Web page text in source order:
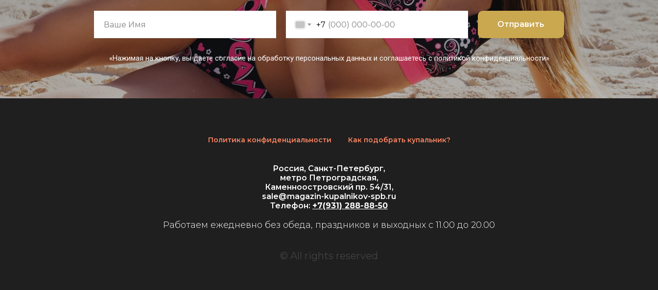
+7 Отправить
«Нажимая на кнопку, вы даете согласие на обработку персональных данных и соглашаетесь c политикой конфиденциальности»
Политика конфиденциальности Как подобрать купальник?
Россия, Санкт-Петербург,
метро Петроградская,
Каменноостровский пр. 54/31,
sale@magazin-kupalnikov-spb.ru
Телефон: +7(931) 288-88-50
Работаем ежедневно без обеда, праздников и выходных с 11.00 до 20.00
© All rights reserved